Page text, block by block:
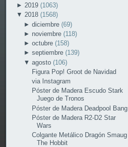
► 2019 (1063)
▼ 2018 (1568)
►diciembre(69)
► noviembre(118)
►octubre(158)
►septiembre(139)
▼agosto(106)
Figura Pop! Groot de Navidad
via Instagram
Póster de Madera Escudo Stark
Juego de Tronos
Póster de Madera Deadpool Bang
Póster de Madera R2-D2 Star
Wars
Colgante Metálico Dragón Smaug
The Hobbit